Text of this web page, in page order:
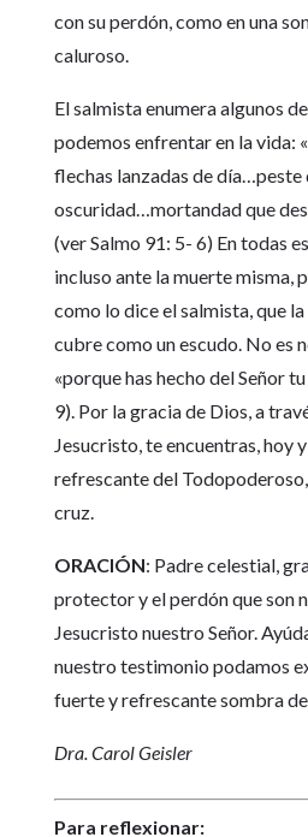
con su perdón, como en una
caluroso.
El salmista enumera algunos
podemos enfrentar en la vida:
flechas lanzadas de día…peste
oscuridad…mortandad que
(ver Salmo 91: 5- 6) En todas
incluso ante la muerte misma,
como lo dice el salmista, que
cubre como un escudo. No es
«porque has hecho del Señor
9). Por la gracia de Dios, a
Jesucristo, te encuentras, hoy
refrescante del
cruz.
ORACIÓN: Padre celestial,
protector y el perdón que son
Jesucristo nuestro Señor.
nuestro testimonio podamos
fuerte y refrescante sombra
Dra. Carol Geisler
Para reflexionar: